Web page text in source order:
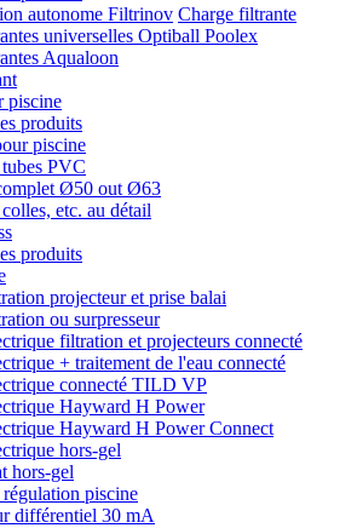
autonome Filtrinov Charge filtrante
universelles Optiball Poolex
Aqualoon
piscine
produits
piscine
PVC
Ø50 out Ø63
etc. au détail
produits
projecteur et prise balai
ou surpresseur
filtration et projecteurs connecté
+ traitement de l'eau connecté
connecté TILD VP
Hayward H Power
Hayward H Power Connect
hors-gel
hors-gel
piscine
différentiel 30 mA